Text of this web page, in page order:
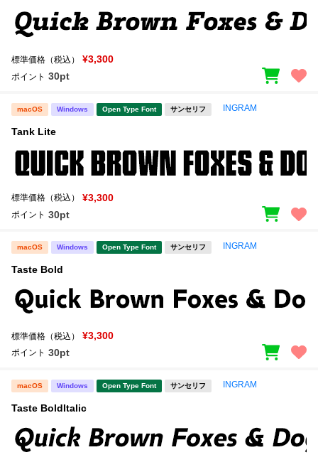
標準価格（税込） ¥3,300
ポイント 30pt
macOS Windows Open Type Font サンセリフ INGRAM
Tank Lite
標準価格（税込） ¥3,300
ポイント 30pt
macOS Windows Open Type Font サンセリフ INGRAM
Taste Bold
標準価格（税込） ¥3,300
ポイント 30pt
macOS Windows Open Type Font サンセリフ INGRAM
Taste BoldItalic